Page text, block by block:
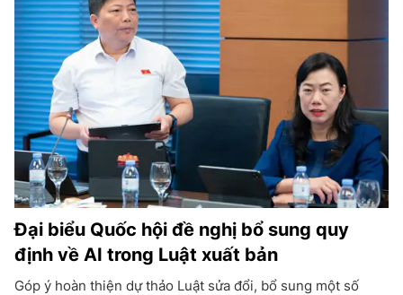
Đại biểu Quốc hội đề nghị bổ sung quy
định về AI trong Luật xuất bản
Góp ý hoàn thiện dự thảo Luật sửa đổi, bổ sung một số